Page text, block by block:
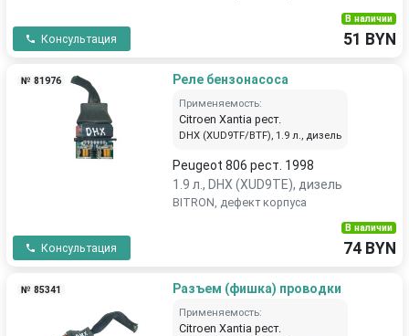
Консультация
В наличии
51 BYN
№ 81976 Реле бензонасоса
Применяемость:
Citroen Xantia рест.
DHX (XUD9TF/BTF), 1.9 л., дизель
Peugeot 806 рест. 1998
1.9 л., DHX (XUD9TE), дизель
BITRON, дефект корпуса
Консультация
В наличии
74 BYN
№ 85341 Разъем (фишка) проводки
Применяемость:
Citroen Xantia рест.